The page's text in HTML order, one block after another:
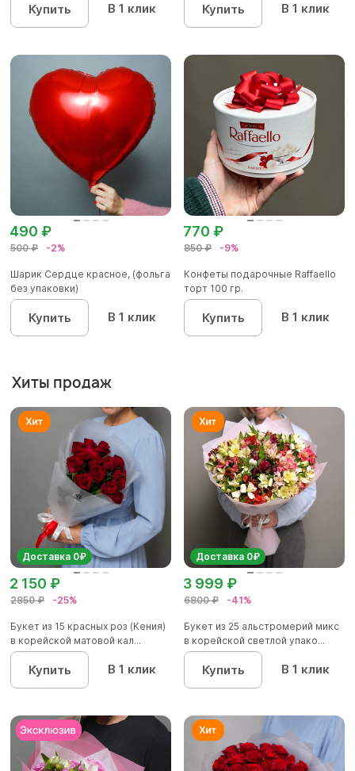
Купить В 1 клик Купить В 1 клик
500 ₽ -2%
490 ₽
Шарик Сердце красное, (фольга
без упаковки)
Купить В 1 клик
850 ₽ -9%
770 ₽
Конфеты подарочные Raffaello
торт 100 гр.
Купить В 1 клик
Хиты продаж
Доставка 0₽
2850 ₽ -25%
2 150 ₽
Букет из 15 красных роз (Кения)
в корейской матовой кал...
Купить В 1 клик
Доставка 0₽
6800 ₽ -41%
3 999 ₽
Букет из 25 альстромерий микс
в корейской светлой упако...
Купить В 1 клик